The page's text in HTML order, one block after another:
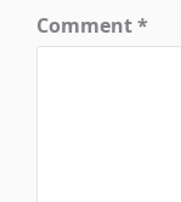
Comment*